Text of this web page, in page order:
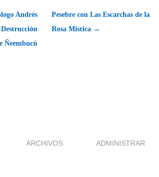
Andrés
Ñeembucú
Pesebre con Las Escarchas de la
Rosa Mística →
ARCHIVOS ADMINISTRAR